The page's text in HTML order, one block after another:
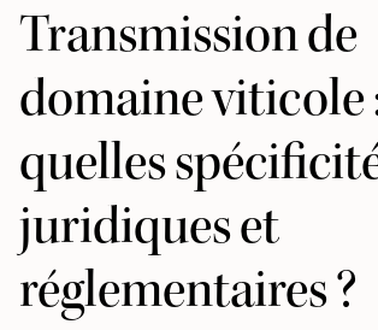
Transmission de
domaine viticole
quelles
juridiques et
réglementaires ?